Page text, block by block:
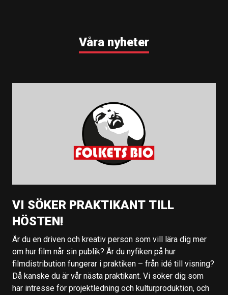
Våra nyheter
VI SÖKER PRAKTIKANT TILL
HÖSTEN!
Är du en driven och kreativ person som vill lära dig mer
om hur film når sin publik? Är du nyfiken på hur
filmdistribution fungerar i praktiken – från idé till visning?
Då kanske du är vår nästa praktikant. Vi söker dig som
har intresse för projektledning och kulturproduktion, och